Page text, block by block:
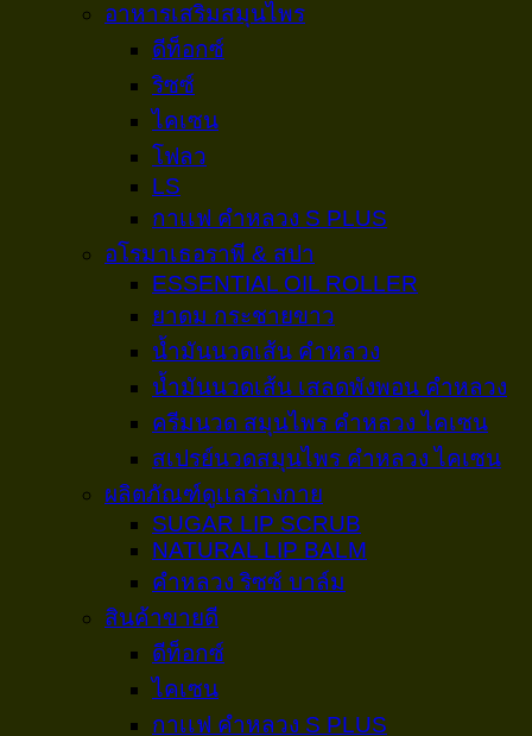
อาหารเสริมสมุนไพร
ดีท็อกซ์
ริซซ์
ไคเซน
โฟลว
LS
กาเเฟ คำหลวง S PLUS
อโรมาเธอราพี & สปา
ESSENTIAL OIL ROLLER
ยาดม กระชายขาว
น้ำมันนวดเส้น คำหลวง
น้ำมันนวดเส้น เสลดพังพอน คำหลวง
ครีมนวด สมุนไพร คำหลวง ไคเซน
สเปรย์นวดสมุนไพร คำหลวง ไคเซน
ผลิตภัณฑ์ดูเเลร่างกาย
SUGAR LIP SCRUB
NATURAL LIP BALM
คำหลวง ริซซ์ บาล์ม
สินค้าขายดี
ดีท็อกซ์
ไคเซน
กาเเฟ คำหลวง S PLUS